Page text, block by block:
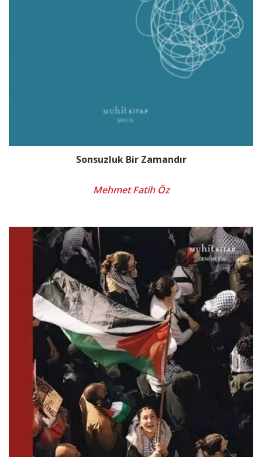
Sonsuzluk Bir Zamandır
Mehmet Fatih Öz